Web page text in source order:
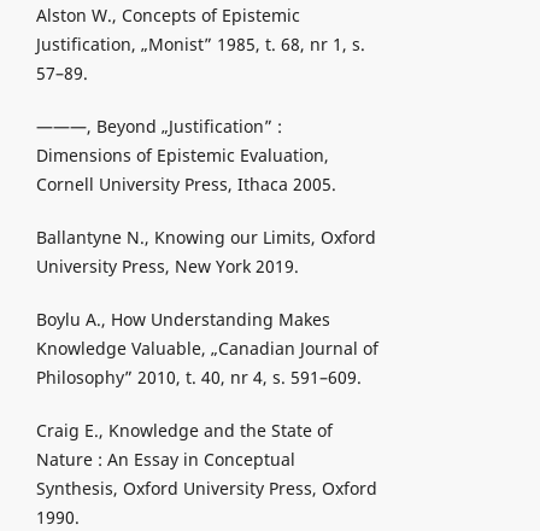
Alston W., Concepts of Epistemic
Justification, „Monist” 1985, t. 68, nr 1, s.
57–89.
———, Beyond „Justification” :
Dimensions of Epistemic Evaluation,
Cornell University Press, Ithaca 2005.
Ballantyne N., Knowing our Limits, Oxford
University Press, New York 2019.
Boylu A., How Understanding Makes
Knowledge Valuable, „Canadian Journal of
Philosophy” 2010, t. 40, nr 4, s. 591–609.
Craig E., Knowledge and the State of
Nature : An Essay in Conceptual
Synthesis, Oxford University Press, Oxford
1990.